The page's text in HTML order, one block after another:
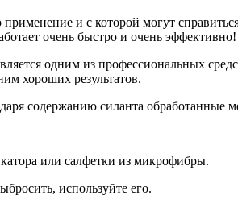
применение и с которой могут
очень быстро и очень эффективно!
одним из профессиональных
хороших результатов.
содержанию силанта обработанные
или салфетки из микрофибры.
используйте его.